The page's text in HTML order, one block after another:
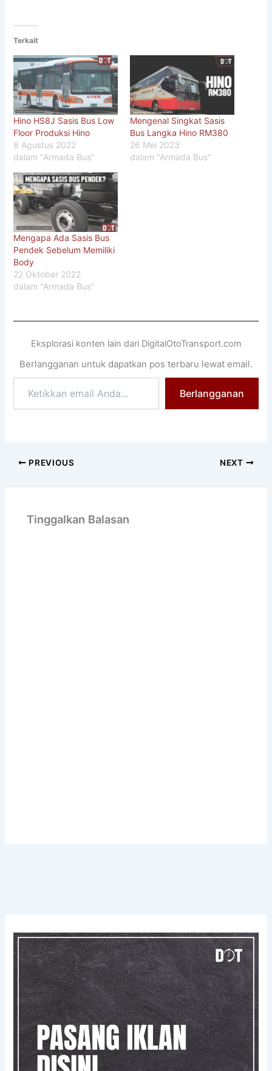
Terkait
Hino HS8J Sasis Bus Low
Floor Produksi Hino
8 Agustus 2022
dalam "Armada Bus"
Mengenal Singkat Sasis
Bus Langka Hino RM380
26 Mei 2023
dalam "Armada Bus"
Mengapa Ada Sasis Bus
Pendek Sebelum Memiliki
Body
22 Oktober 2022
dalam "Armada Bus"
Eksplorasi konten lain dari DigitalOtoTransport.com
Berlangganan untuk dapatkan pos terbaru lewat email.
email
Anda...
Berlangganan
PREVIOUS NEXT
Tinggalkan Balasan